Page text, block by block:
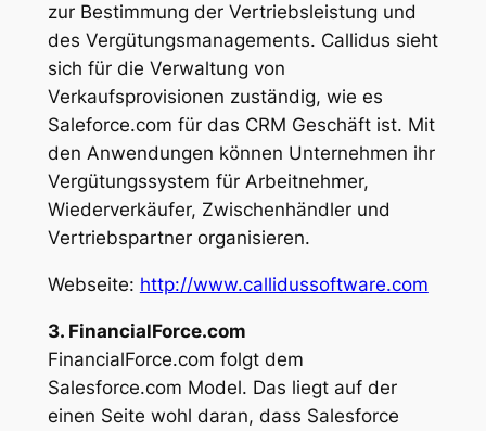
zur Bestimmung der Vertriebsleistung und
des Vergütungsmanagements. Callidus sieht
sich für die Verwaltung von
Verkaufsprovisionen zuständig, wie es
Saleforce.com für das CRM Geschäft ist. Mit
den Anwendungen können Unternehmen ihr
Vergütungssystem für Arbeitnehmer,
Wiederverkäufer, Zwischenhändler und
Vertriebspartner organisieren.
Webseite: http://www.callidussoftware.com
3. FinancialForce.com
FinancialForce.com folgt dem
Salesforce.com Model. Das liegt auf der
einen Seite wohl daran, dass Salesforce